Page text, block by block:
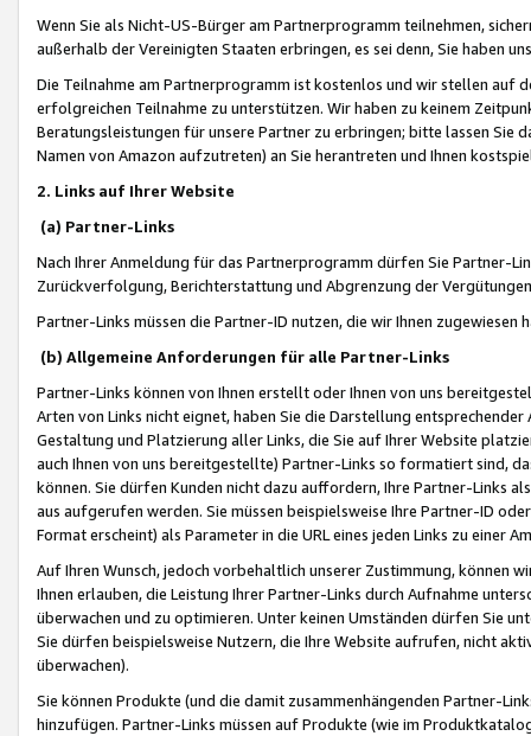
Wenn Sie als Nicht-US-Bürger am Partnerprogramm teilnehmen,
außerhalb der Vereinigten Staaten erbringen, es sei denn, Sie haben
Die Teilnahme am Partnerprogramm ist kostenlos und wir stellen auf
erfolgreichen Teilnahme zu unterstützen. Wir haben zu keinem
Beratungsleistungen für unsere Partner zu erbringen; bitte lassen Sie
Namen von Amazon aufzutreten) an Sie herantreten und Ihnen
2. Links auf Ihrer Website
(a) Partner-Links
Nach Ihrer Anmeldung für das Partnerprogramm dürfen Sie Partner-
Zurückverfolgung, Berichterstattung und Abgrenzung der
Partner-Links müssen die Partner-ID nutzen, die wir Ihnen zugewiesen
(b) Allgemeine Anforderungen für alle Partner-Links
Partner-Links können von Ihnen erstellt oder Ihnen von uns
Arten von Links nicht eignet, haben Sie die Darstellung
Gestaltung und Platzierung aller Links, die Sie auf Ihrer Website
auch Ihnen von uns bereitgestellte) Partner-Links so formatiert sind,
können. Sie dürfen Kunden nicht dazu auffordern, Ihre Partner-Links
aus aufgerufen werden. Sie müssen beispielsweise Ihre Partner-ID
Format erscheint) als Parameter in die URL eines jeden Links zu einer
Auf Ihren Wunsch, jedoch vorbehaltlich unserer Zustimmung, können
Ihnen erlauben, die Leistung Ihrer Partner-Links durch Aufnahme
überwachen und zu optimieren. Unter keinen Umständen dürfen Sie
Sie dürfen beispielsweise Nutzern, die Ihre Website aufrufen, nicht
überwachen).
Sie können Produkte (und die damit zusammenhängenden Partner-
hinzufügen. Partner-Links müssen auf Produkte (wie im